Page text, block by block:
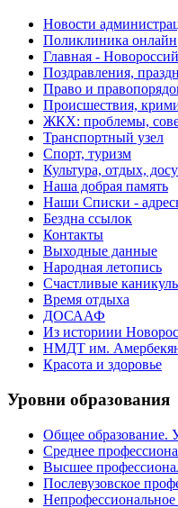
Новости
Поликлиника онлайн
Главная -
Поздравления,
Право и
Происшествия,
ЖКХ: проблемы,
Транспортный узел
Спорт, туризм
Культура, отдых,
Наша добрая память
Наши Списки -
Бездна ссылок
Контакты
Выходные данные
Народная летопись
Счастливые
Время отдыха
ДОСААФ
Из историии
НМДТ им.
Красота и здоровье
Уровни образования
Общее образование.
Среднее
Высшее
Послевузовское
Непрофессиональное